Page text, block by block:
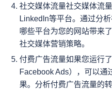
社交媒体流量社交媒体流
LinkedIn等平台。通过分
哪些平台为您的网站带来
社交媒体营销策略。
付费广告流量如果您运行
Facebook Ads），可以通
果。分析付费广告流量的